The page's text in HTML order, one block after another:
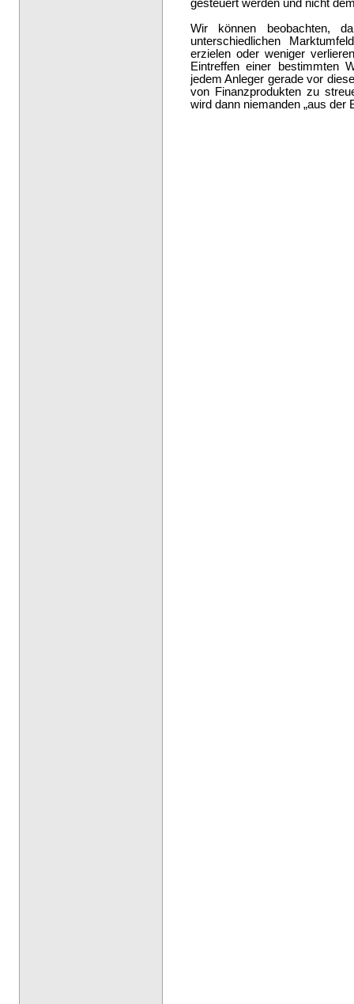
gesteuert werden und nicht
Wir können beobachten,
unterschiedlichen
erzielen oder weniger
Eintreffen einer bestimmten
jedem Anleger gerade vor
von Finanzprodukten zu
wird dann niemanden „aus der